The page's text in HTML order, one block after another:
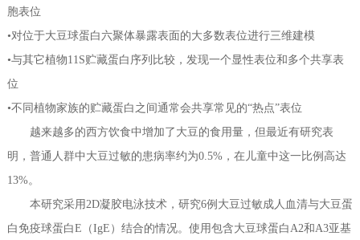
胞表位
•对位于大豆球蛋白六聚体暴露表面的大多数表位进行三维建模
•与其它植物11S贮藏蛋白序列比较，发现一个显性表位和多个共享表
位
•不同植物家族的贮藏蛋白之间通常会共享常见的“热点”表位
越来越多的西方饮食中增加了大豆的食用量，但最近有研究表
明，普通人群中大豆过敏的患病率约为0.5%，在儿童中这一比例高达
13%。
本研究采用2D凝胶电泳技术，研究6例大豆过敏成人血清与大豆蛋
白免疫球蛋白E（IgE）结合的情况。使用包含大豆球蛋白A2和A3亚基